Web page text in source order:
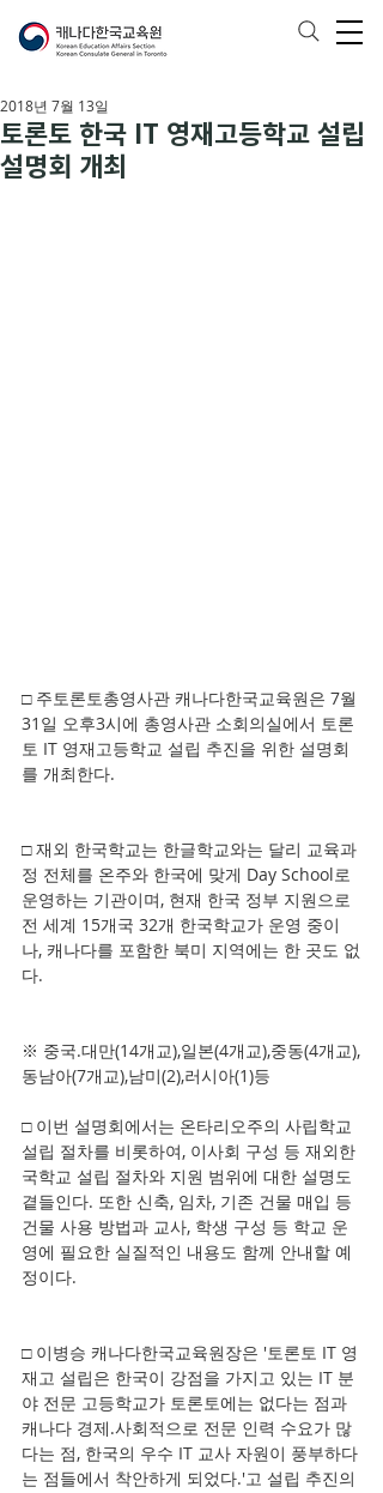
토론토 한국 IT 영재고등학교 설립
설명회 개최
2018년 7월 13일
□ 주토론토총영사관 캐나다한국교육원은 7월
31일 오후3시에 총영사관 소회의실에서 토론
토 IT 영재고등학교 설립 추진을 위한 설명회
를 개최한다.
□ 재외 한국학교는 한글학교와는 달리 교육과
정 전체를 온주와 한국에 맞게 Day School로
운영하는 기관이며, 현재 한국 정부 지원으로
전 세계 15개국 32개 한국학교가 운영 중이
나, 캐나다를 포함한 북미 지역에는 한 곳도 없
다.
※ 중국.대만(14개교),일본(4개교),중동(4개교),
동남아(7개교),남미(2),러시아(1)등
□ 이번 설명회에서는 온타리오주의 사립학교
설립 절차를 비롯하여, 이사회 구성 등 재외한
국학교 설립 절차와 지원 범위에 대한 설명도
곁들인다. 또한 신축, 임차, 기존 건물 매입 등
건물 사용 방법과 교사, 학생 구성 등 학교 운
영에 필요한 실질적인 내용도 함께 안내할 예
정이다.
□ 이병승 캐나다한국교육원장은 '토론토 IT 영
재고 설립은 한국이 강점을 가지고 있는 IT 분
야 전문 고등학교가 토론토에는 없다는 점과
캐나다 경제.사회적으로 전문 인력 수요가 많
다는 점, 한국의 우수 IT 교사 자원이 풍부하다
는 점들에서 착안하게 되었다.'고 설립 추진의